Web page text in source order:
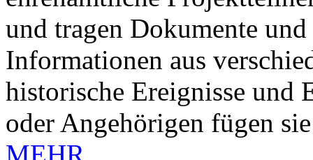
und tragen Dokumente
Informationen aus
historische Ereignisse und
oder Angehörigen fügen